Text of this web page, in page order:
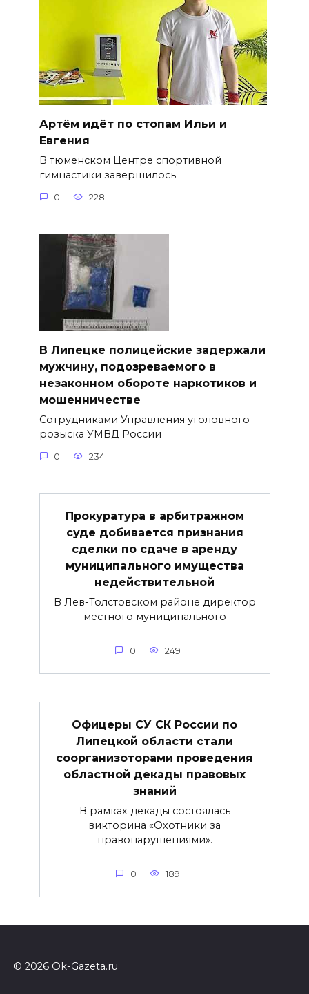
Артём идёт по стопам Ильи и
Евгения
В тюменском Центре спортивной
гимнастики завершилось
0 228
В Липецке полицейские задержали
мужчину, подозреваемого в
незаконном обороте наркотиков и
мошенничестве
Сотрудниками Управления уголовного
розыска УМВД России
0 234
Прокуратура в арбитражном
суде добивается признания
сделки по сдаче в аренду
муниципального имущества
недействительной
В Лев-Толстовском районе директор
местного муниципального
0 249
Офицеры СУ СК России по
Липецкой области стали
соорганизоторами проведения
областной декады правовых
знаний
В рамках декады состоялась
викторина «Охотники за
правонарушениями».
0 189
© 2026 Ok-Gazeta.ru